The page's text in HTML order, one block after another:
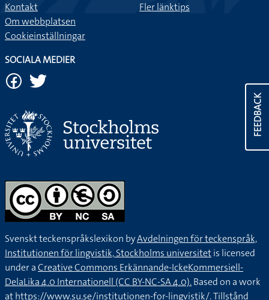
FEEDBACK
Kontakt
Om webbplatsen
Cookieinställningar
Fler länktips
SOCIALA MEDIER
Svenskt teckenspråkslexikon byAvdelningen för teckenspråk,
Institutionen för lingvistik, Stockholms universitetis licensed
under aCreative Commons Erkännande-IckeKommersiell-
DelaLika 4.0 Internationell (CC BY-NC-SA 4.0).Based on a work
athttps://www.su.se/institutionen-for-lingvistik/. Tillstånd